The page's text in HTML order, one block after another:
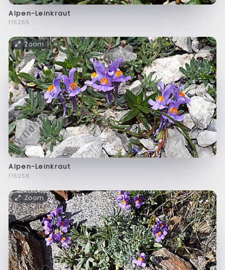
Alpen-Leinkraut
f15255
Zoom
Alpen-Leinkraut
f15256
Zoom